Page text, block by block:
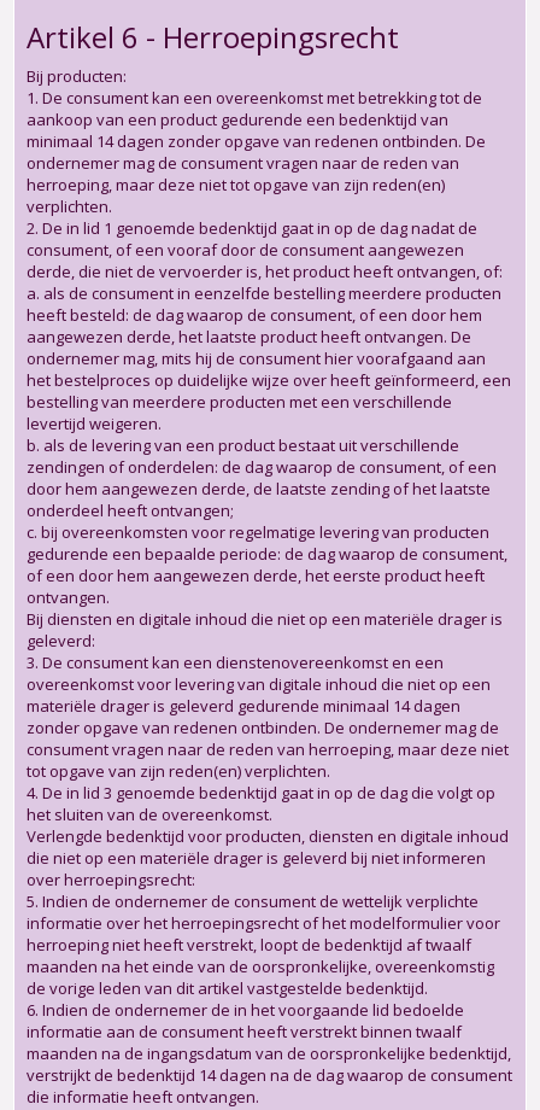
Artikel 6 - Herroepingsrecht
Bij producten:
1. De consument kan een overeenkomst met betrekking tot de
aankoop van een product gedurende een bedenktijd van
minimaal 14 dagen zonder opgave van redenen ontbinden. De
ondernemer mag de consument vragen naar de reden van
herroeping, maar deze niet tot opgave van zijn reden(en)
verplichten.
2. De in lid 1 genoemde bedenktijd gaat in op de dag nadat de
consument, of een vooraf door de consument aangewezen
derde, die niet de vervoerder is, het product heeft ontvangen, of:
a. als de consument in eenzelfde bestelling meerdere producten
heeft besteld: de dag waarop de consument, of een door hem
aangewezen derde, het laatste product heeft ontvangen. De
ondernemer mag, mits hij de consument hier voorafgaand aan
het bestelproces op duidelijke wijze over heeft geïnformeerd, een
bestelling van meerdere producten met een verschillende
levertijd weigeren.
b. als de levering van een product bestaat uit verschillende
zendingen of onderdelen: de dag waarop de consument, of een
door hem aangewezen derde, de laatste zending of het laatste
onderdeel heeft ontvangen;
c. bij overeenkomsten voor regelmatige levering van producten
gedurende een bepaalde periode: de dag waarop de consument,
of een door hem aangewezen derde, het eerste product heeft
ontvangen.
Bij diensten en digitale inhoud die niet op een materiële drager is
geleverd:
3. De consument kan een dienstenovereenkomst en een
overeenkomst voor levering van digitale inhoud die niet op een
materiële drager is geleverd gedurende minimaal 14 dagen
zonder opgave van redenen ontbinden. De ondernemer mag de
consument vragen naar de reden van herroeping, maar deze niet
tot opgave van zijn reden(en) verplichten.
4. De in lid 3 genoemde bedenktijd gaat in op de dag die volgt op
het sluiten van de overeenkomst.
Verlengde bedenktijd voor producten, diensten en digitale inhoud
die niet op een materiële drager is geleverd bij niet informeren
over herroepingsrecht:
5. Indien de ondernemer de consument de wettelijk verplichte
informatie over het herroepingsrecht of het modelformulier voor
herroeping niet heeft verstrekt, loopt de bedenktijd af twaalf
maanden na het einde van de oorspronkelijke, overeenkomstig
de vorige leden van dit artikel vastgestelde bedenktijd.
6. Indien de ondernemer de in het voorgaande lid bedoelde
informatie aan de consument heeft verstrekt binnen twaalf
maanden na de ingangsdatum van de oorspronkelijke bedenktijd,
verstrijkt de bedenktijd 14 dagen na de dag waarop de consument
die informatie heeft ontvangen.